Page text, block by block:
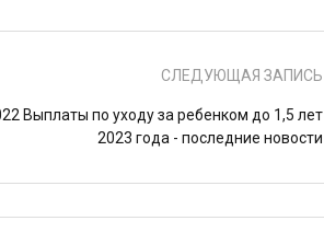
СЛЕДУЮЩАЯ ЗАПИСЬ
Выплаты по уходу за ребенком до 1,5 лет
2023 года - последние новости